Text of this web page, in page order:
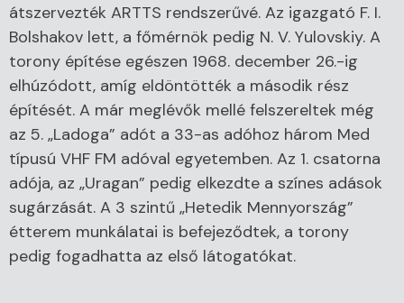
átszervezték ARTTS rendszerűvé. Az igazgató F. I.
Bolshakov lett, a főmérnök pedig N. V. Yulovskiy. A
torony építése egészen 1968. december 26.-ig
elhúzódott, amíg eldöntötték a második rész
építését. A már meglévők mellé felszereltek még
az 5. „Ladoga” adót a 33-as adóhoz három Med
típusú VHF FM adóval egyetemben. Az 1. csatorna
adója, az „Uragan” pedig elkezdte a színes adások
sugárzását. A 3 szintű „Hetedik Mennyország”
étterem munkálatai is befejeződtek, a torony
pedig fogadhatta az első látogatókat.